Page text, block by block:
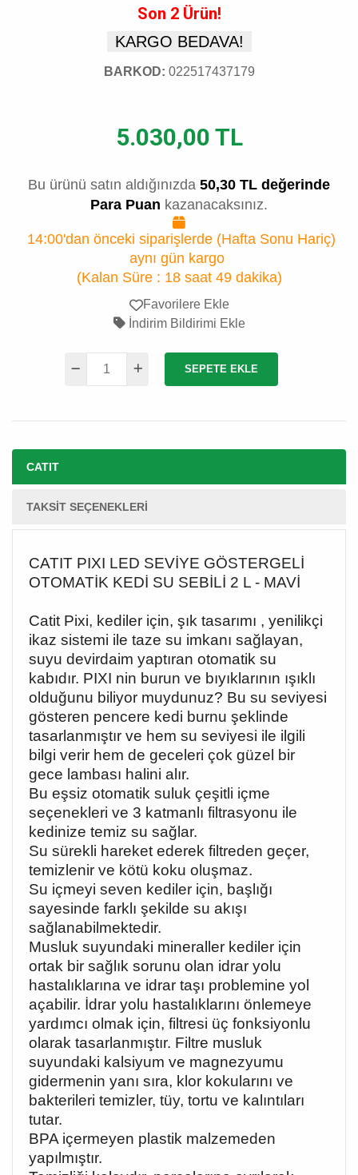
Son 2 Ürün!
KARGO BEDAVA!
BARKOD: 022517437179
5.030,00 TL
Bu ürünü satın aldığınızda 50,30 TL değerinde
Para Puan kazanacaksınız.
14:00'dan önceki siparişlerde (Hafta Sonu Hariç)
aynı gün kargo
(Kalan Süre : 18 saat 49 dakika)
Favorilere Ekle
İndirim Bildirimi Ekle
SEPETE EKLE
CATIT
TAKSIT SEÇENEKLERI
CATIT PIXI LED SEVİYE GÖSTERGELİ
OTOMATİK KEDİ SU SEBİLİ 2 L - MAVİ
Catit Pixi, kediler için, şık tasarımı , yenilikçi
ikaz sistemi ile taze su imkanı sağlayan,
suyu devirdaim yaptıran otomatik su
kabıdır. PIXI nin burun ve bıyıklarının ışıklı
olduğunu biliyor muydunuz? Bu su seviyesi
gösteren pencere kedi burnu şeklinde
tasarlanmıştır ve hem su seviyesi ile ilgili
bilgi verir hem de geceleri çok güzel bir
gece lambası halini alır.
Bu eşsiz otomatik suluk çeşitli içme
seçenekleri ve 3 katmanlı filtrasyonu ile
kedinize temiz su sağlar.
Su sürekli hareket ederek filtreden geçer,
temizlenir ve kötü koku oluşmaz.
Su içmeyi seven kediler için, başlığı
sayesinde farklı şekilde su akışı
sağlanabilmektedir.
Musluk suyundaki mineraller kediler için
ortak bir sağlık sorunu olan idrar yolu
hastalıklarına ve idrar taşı problemine yol
açabilir. İdrar yolu hastalıklarını önlemeye
yardımcı olmak için, filtresi üç fonksiyonlu
olarak tasarlanmıştır. Filtre musluk
suyundaki kalsiyum ve magnezyumu
gidermenin yanı sıra, klor kokularını ve
bakterileri temizler, tüy, tortu ve kalıntıları
tutar.
BPA içermeyen plastik malzemeden
yapılmıştır.